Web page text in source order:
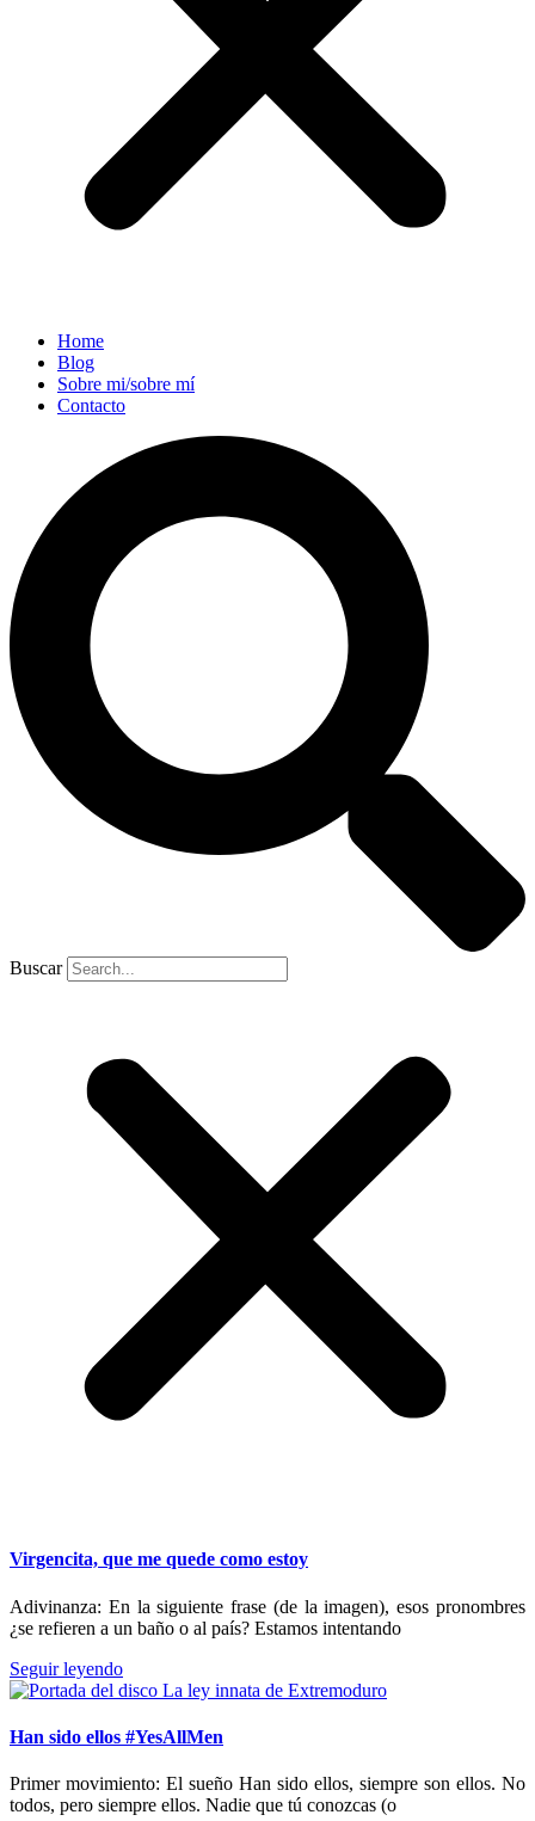
Home
Blog
Sobre mi/sobre mí
Contacto
Buscar
Virgencita, que me quede como estoy
Adivinanza: En la siguiente frase (de la imagen), esos pronombres
¿se refieren a un baño o al país? Estamos intentando
Seguir leyendo
Han sido ellos #YesAllMen
Primer movimiento: El sueño Han sido ellos, siempre son ellos. No
todos, pero siempre ellos. Nadie que tú conozcas (o